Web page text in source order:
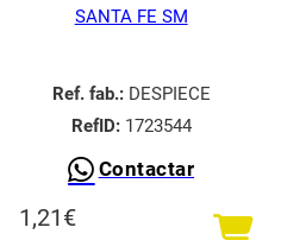
SANTA FE SM
Ref. fab.:DESPIECE
RefID:1723544
Contactar
1,21€